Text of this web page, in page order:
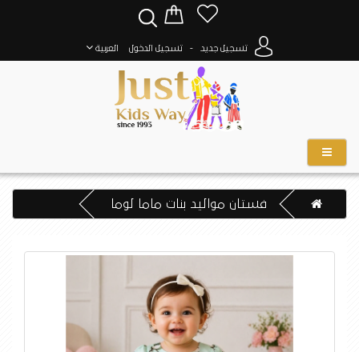
تسجيل جديد - تسجيل الدخول العربية
فستان مواليد بنات ماما لوما